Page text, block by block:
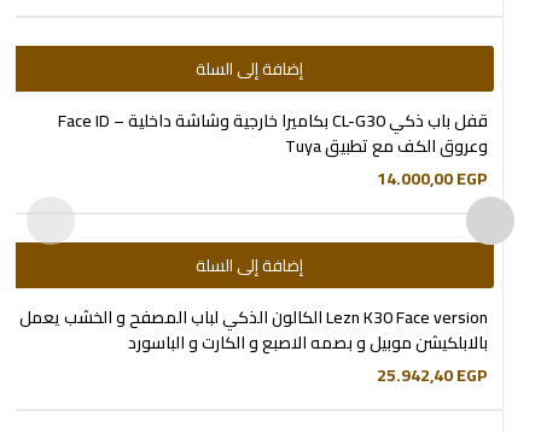
إضافة إلى السلة
قفل باب ذكي CL-G30 بكاميرا خارجية وشاشة داخلية – Face ID
وعروق الكف مع تطبيق Tuya
14.000,00EGP
إضافة إلى السلة
Lezn K30 Face version الكالون الذكي لباب المصفح و الخشب يعمل
بالابلكيشن موبيل و بصمه الاصبع و الكارت و الباسورد
25.942,40EGP